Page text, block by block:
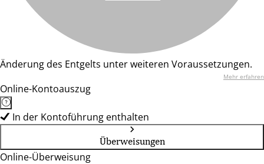
Änderung des Entgelts unter weiteren Voraussetzungen.
Mehr erfahren
Online-Kontoauszug
In der Kontoführung enthalten
Überweisungen
Online-Überweisung